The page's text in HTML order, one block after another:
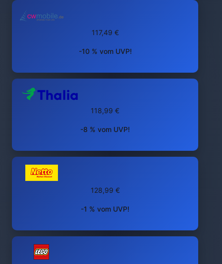
117,49 €
-10 % vom UVP!
118,99 €
-8 % vom UVP!
128,99 €
-1 % vom UVP!